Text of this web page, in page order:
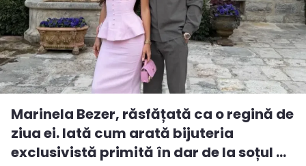
Marinela Bezer, răsfățată ca o regină de
ziua ei. Iată cum arată bijuteria
exclusivistă primită în dar de la soțul ...